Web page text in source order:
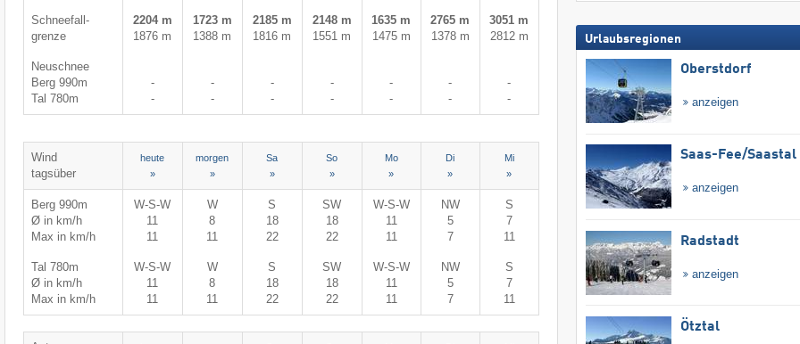
Schneefall-
grenze
2204 m
1876 m
1723 m
1388 m
2185 m
1816 m
2148 m
1551 m
1635 m
1475 m
2765 m
1378 m
3051 m
2812 m
Neuschnee
Berg 990m
Tal 780m
-
-
-
-
-
-
-
-
-
-
-
-
-
-
Wind
tagsüber
heute
»
morgen
»
Sa
»
So
»
Mo
»
Di
»
Mi
»
Berg 990m
Ø in km/h
Max in km/h
W-S-W
11
11
W
8
11
S
18
22
SW
18
22
W-S-W
11
11
NW
5
7
S
7
11
Tal 780m
Ø in km/h
Max in km/h
W-S-W
11
11
W
8
11
S
18
22
SW
18
22
W-S-W
11
11
NW
5
7
S
7
11
Urlaubsregionen
Oberstdorf
anzeigen
Saas-Fee/​Saastal
anzeigen
Radstadt
anzeigen
Ötztal